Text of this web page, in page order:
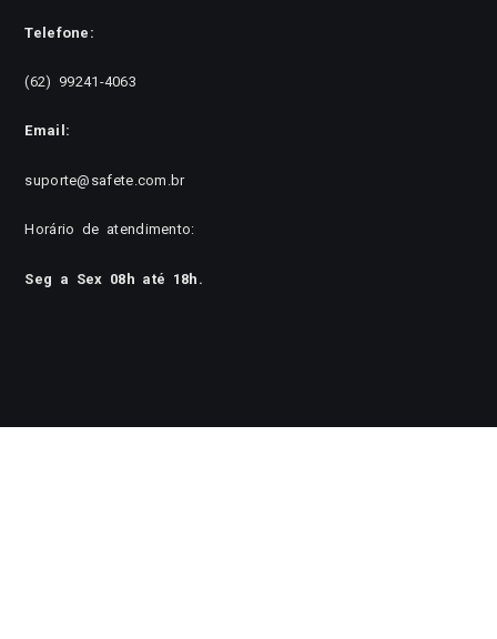
Telefone:
(62) 99241-4063
Email:
suporte@safete.com.br
Horário de atendimento:
Seg a Sex 08h até 18h.